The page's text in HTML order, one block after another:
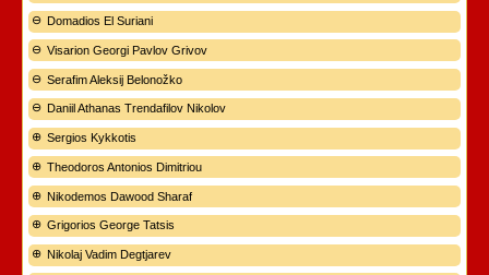
Domadios El Suriani
Visarion Georgi Pavlov Grivov
Serafim Aleksij Belonožko
Daniil Athanas Trendafilov Nikolov
Sergios Kykkotis
Theodoros Antonios Dimitriou
Nikodemos Dawood Sharaf
Grigorios George Tatsis
Nikolaj Vadim Degtjarev